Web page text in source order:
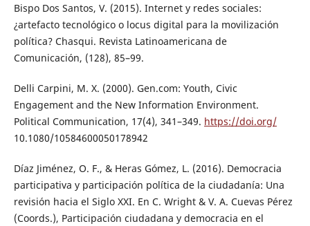
Bispo Dos Santos, V. (2015). Internet y redes sociales:
¿artefacto tecnológico o locus digital para la movilización
política? Chasqui. Revista Latinoamericana de
Comunicación, (128), 85–99.
Delli Carpini, M. X. (2000). Gen.com: Youth, Civic
Engagement and the New Information Environment.
Political Communication, 17(4), 341–349. https://doi.org/
10.1080/10584600050178942
Díaz Jiménez, O. F., & Heras Gómez, L. (2016). Democracia
participativa y participación política de la ciudadanía: Una
revisión hacia el Siglo XXI. En C. Wright & V. A. Cuevas Pérez
(Coords.), Participación ciudadana y democracia en el